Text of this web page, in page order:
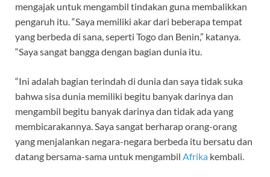
mengajak untuk mengambil tindakan guna membalikkan
pengaruh itu. “Saya memiliki akar dari beberapa tempat
yang berbeda di sana, seperti Togo dan Benin,” katanya.
“Saya sangat bangga dengan bagian dunia itu.
“Ini adalah bagian terindah di dunia dan saya tidak suka
bahwa sisa dunia memiliki begitu banyak darinya dan
mengambil begitu banyak darinya dan tidak ada yang
membicarakannya. Saya sangat berharap orang-orang
yang menjalankan negara-negara berbeda itu bersatu dan
datang bersama-sama untuk mengambil Afrika kembali.